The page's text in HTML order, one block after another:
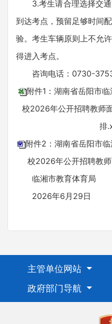
3.考生请合理选择交通
到达考点，预留足够时间
验。考生车辆原则上不允
得进入考点。
咨询电话：0730-
附件1：湖南省岳阳市
校2026年公开招聘教师
排
附件2：湖南省岳阳市
校2026年公开招聘教
临湘市教育体育局
2026年6月29日
主管单位网站
政府部门导航